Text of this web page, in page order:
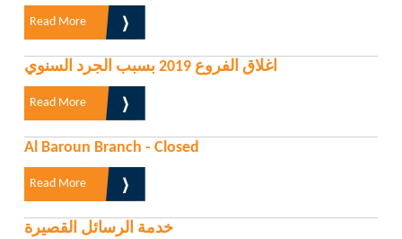
Read More
اغلاق الفروع 2019 بسبب الجرد السنوي
Read More
Al Baroun Branch - Closed
Read More
خدمة الرسائل القصيرة